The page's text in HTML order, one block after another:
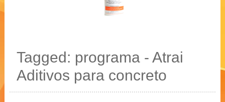
Blocos, Pavers, Tubos
Tagged: programa - Atrai
Aditivos para concreto